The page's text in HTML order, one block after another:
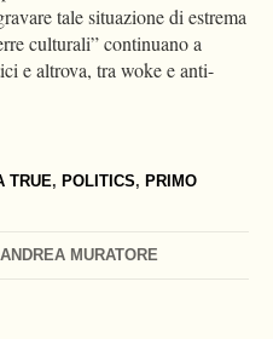
TRUE, POLITICS, PRIMO
ANDREA MURATORE
tale situazione di estrema
culturali” continuano a
e altrova, tra woke e anti-